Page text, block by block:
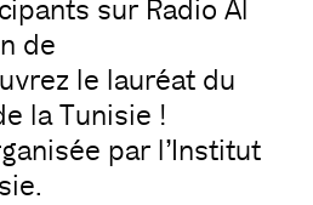
sur Radio Al
de
le lauréat du
la Tunisie !
par l’Institut